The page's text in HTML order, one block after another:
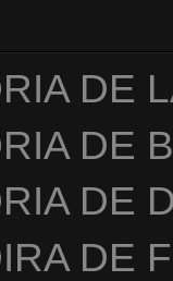
DE
DE
DE
DE